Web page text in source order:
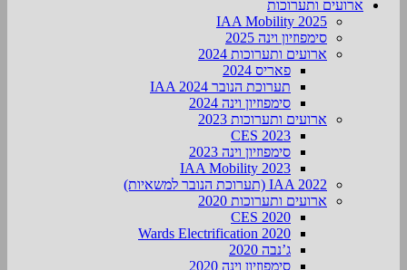
ארועים ותערוכות
2025 IAA Mobility
סימפוזיון וינה 2025
ארועים ותערוכות 2024
פאריס 2024
תערוכת הנובר IAA 2024
סימפוזיון וינה 2024
ארועים ותערוכות 2023
CES 2023
סימפוזיון וינה 2023
IAA Mobility 2023
IAA 2022 (תערוכת הנובר למשאיות)
ארועים ותערוכות 2020
CES 2020
Wards Electrification 2020
ג’נבה 2020
סימפוזיון וינה 2020